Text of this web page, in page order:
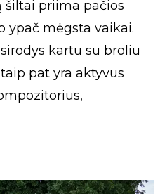
šiltai priima pačios
ypač mėgsta vaikai.
kartu su broliu
pat yra aktyvus